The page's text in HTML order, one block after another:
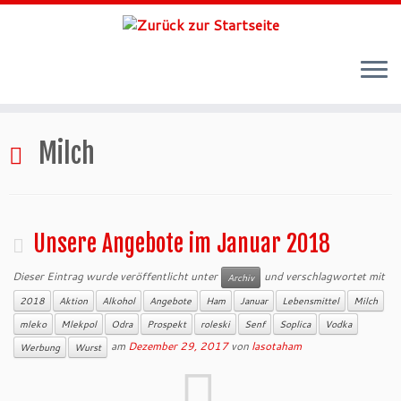
springenMilch
Unsere Angebote im Januar 2018
Dieser Eintrag wurde veröffentlicht unter Archiv und verschlagwortet mit
2018 Aktion Alkohol Angebote Ham Januar Lebensmittel
Milch
mleko
Mlekpol Odra Prospekt roleski Senf Soplica
Vodka
Werbung
Wurst am Dezember 29, 2017 von lasotaham